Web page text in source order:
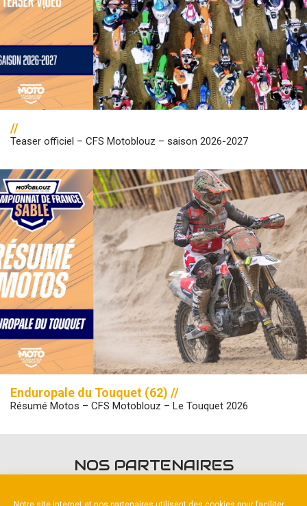
//
Teaser officiel – CFS Motoblouz – saison 2026-2027
Enduropale du Touquet (62) //
Résumé Motos – CFS Motoblouz – Le Touquet 2026
NOS PARTENAIRES